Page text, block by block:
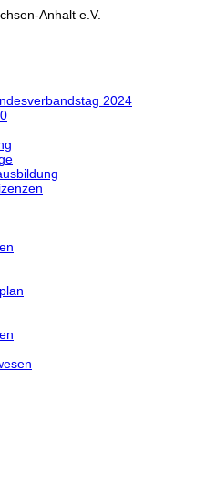
Anhalt e.V.
2024